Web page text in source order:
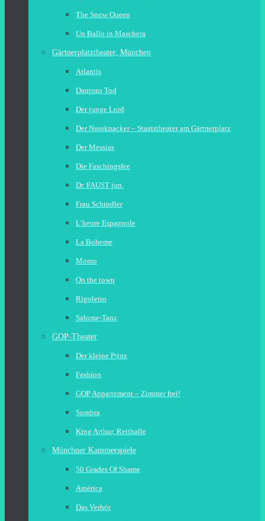
The Snow Queen
Un Ballo in Maschera
Gärtnerplatztheater, München
Atlantis
Dantons Tod
Der junge Lord
Der Nussknacker – Staatstheater am Gärtnerplatz
Der Messias
Die Faschingsfee
Dr. FAUST jun.
Frau Schindler
L’heure Espagnole
La Boheme
Momo
On the town
Rigoletto
Salome-Tanz
GOP-Theater
Der kleine Prinz
Fashion
GOP Appartement – Zimmer frei!
Sombra
King Arthur, Reithalle
Münchner Kammerspiele
50 Grades Of Shame
América
Das Verhör